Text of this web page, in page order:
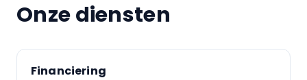
Onze diensten
Financiering